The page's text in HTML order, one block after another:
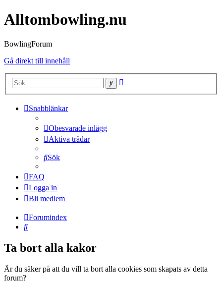
Alltombowling.nu
BowlingForum
Gå direkt till innehåll
Sök
Snabblänkar
Obesvarade inlägg
Aktiva trådar
Sök
FAQ
Logga in
Bli medlem
Forumindex
Sök
Ta bort alla kakor
Är du säker på att du vill ta bort alla cookies som skapats av detta
forum?